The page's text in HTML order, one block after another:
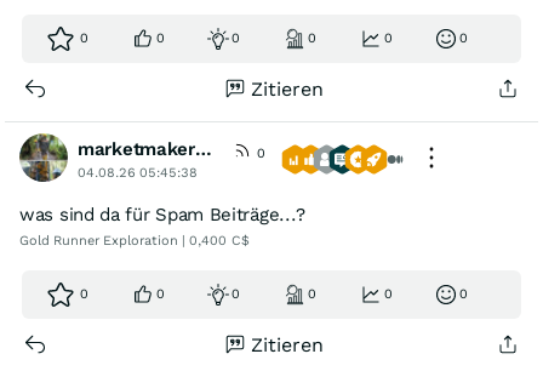
0 0 0 0 0 0
Zitieren
marketmaker1414
0
04.08.26 05:45:38
was sind da für Spam Beiträge...?
Gold Runner Exploration | 0,400 C$
0 0 0 0 0 0
Zitieren